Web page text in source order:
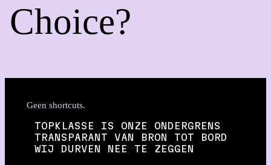
Choice?
Geen shortcuts.
TOPKLASSE IS ONZE ONDERGRENS
TRANSPARANT VAN BRON TOT BORD
WIJ DURVEN NEE TE ZEGGEN